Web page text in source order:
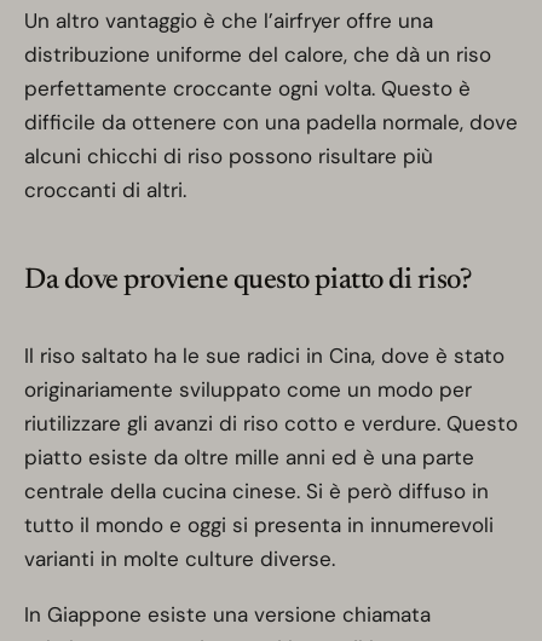
Un altro vantaggio è che l’airfryer offre una
distribuzione uniforme del calore, che dà un riso
perfettamente croccante ogni volta. Questo è
difficile da ottenere con una padella normale, dove
alcuni chicchi di riso possono risultare più
croccanti di altri.
Da dove proviene questo piatto di riso?
Il riso saltato ha le sue radici in Cina, dove è stato
originariamente sviluppato come un modo per
riutilizzare gli avanzi di riso cotto e verdure. Questo
piatto esiste da oltre mille anni ed è una parte
centrale della cucina cinese. Si è però diffuso in
tutto il mondo e oggi si presenta in innumerevoli
varianti in molte culture diverse.
In Giappone esiste una versione chiamata